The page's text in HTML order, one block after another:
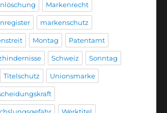
Markenrecht
markenschutz
Montag Patentamt
Schweiz Sonntag
Titelschutz Unionsmarke